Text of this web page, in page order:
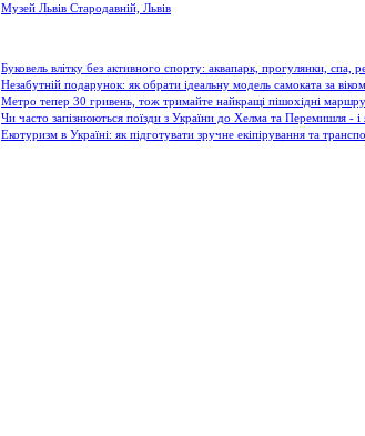
Музей Львів Стародавній, Львів
Буковель влітку без активного спорту: аквапарк, прогулянки, спа,
Незабутній подарунок: як обрати ідеальну модель самоката за
Метро тепер 30 гривень, тож тримайте найкращі пішохідні
Чи часто запізнюються поїзди з України до Хелма та Перемишля - і
Екотуризм в Україні: як підготувати зручне екіпірування та